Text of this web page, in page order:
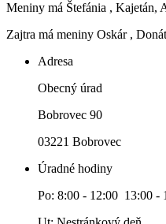
Meniny má Štefánia , Kajetán,
Zajtra má meniny Oskár ,
Adresa
Obecný úrad
Bobrovec 90
03221 Bobrovec
Úradné hodiny
Po: 8:00 - 12:00 13:00 -